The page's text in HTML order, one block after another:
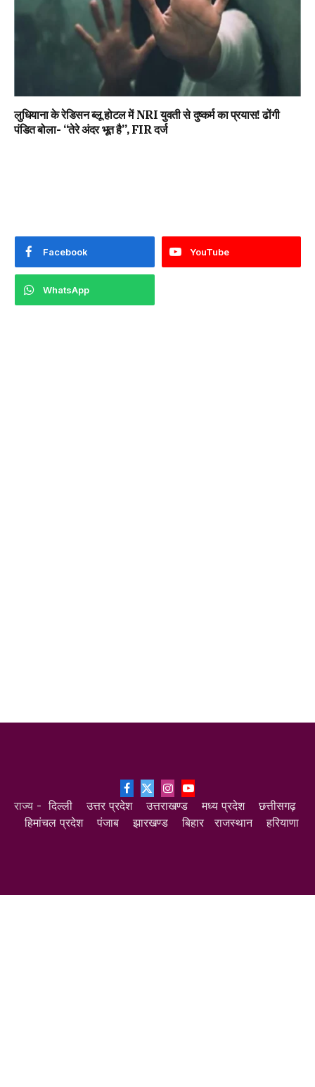
लुधियाना के रेडिसन ब्लू होटल में NRI युवती से दुष्कर्म का प्रयास! ढोंगी
पंडित बोला- “तेरे अंदर भूत है”, FIR दर्ज
Facebook YouTube
WhatsApp
Facebook
X
(Twitter)
InstagramYouTube
राज्य -दिल्ली उत्तर प्रदेश उत्तराखण्ड मध्य प्रदेश
छत्तीसगढ़
हिमांचल प्रदेश
पंजाब झारखण्ड बिहार राजस्थान हरियाणा